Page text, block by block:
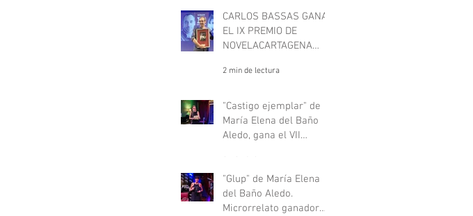
CARLOS BASSAS GANA
EL IX PREMIO DE
NOVELACARTAGENA
2 min de lectura
"Castigo ejemplar" de
María Elena del Baño
Aledo, gana el VII
"Deje aquí su sombrero".
"Glup" de María Elena
del Baño Aledo.
Microrrelato ganador